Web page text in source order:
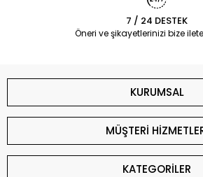
7 / 24 DESTEK
Öneri ve şikayetlerinizi bize
KURUMSAL
MÜŞTERİ
KATEGORİLER